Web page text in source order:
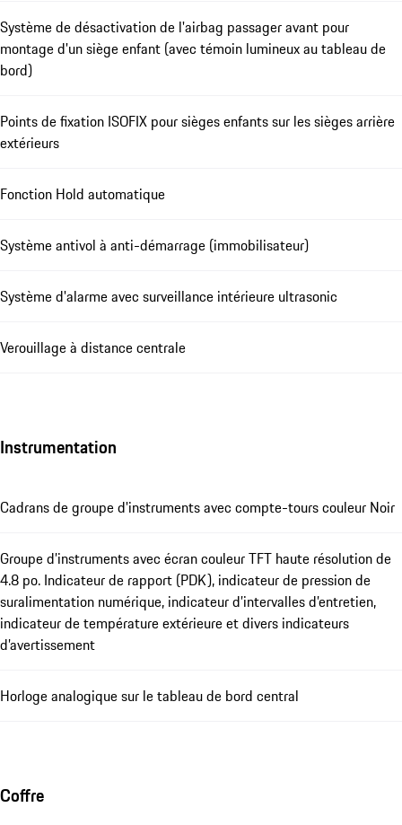
Système de désactivation de l'airbag passager avant pour
montage d'un siège enfant (avec témoin lumineux au tableau de
bord)
Points de fixation ISOFIX pour sièges enfants sur les sièges arrière
extérieurs
Fonction Hold automatique
Système antivol à anti-démarrage (immobilisateur)
Système d'alarme avec surveillance intérieure ultrasonic
Verouillage à distance centrale
Instrumentation
Cadrans de groupe d'instruments avec compte-tours couleur Noir
Groupe d’instruments avec écran couleur TFT haute résolution de
4.8 po. Indicateur de rapport (PDK), indicateur de pression de
suralimentation numérique, indicateur d’intervalles d’entretien,
indicateur de température extérieure et divers indicateurs
d’avertissement
Horloge analogique sur le tableau de bord central
Coffre